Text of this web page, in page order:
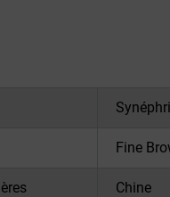
Fine
Chine